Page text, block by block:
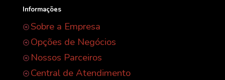
Informações
Sobre a Empresa
Opções de Negócios
Nossos Parceiros
Central de Atendimento